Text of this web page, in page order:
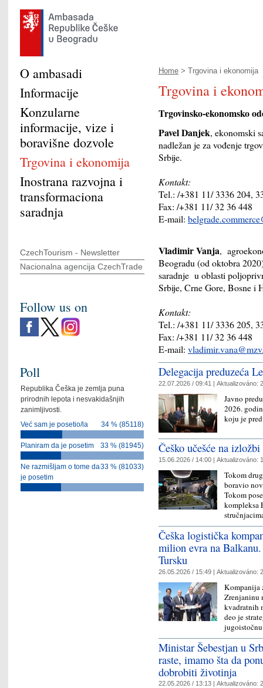
Home > Trgovina i ekonomija
Trgovina i
Trgovinsko-ekonomsko
Pavel Danjek, ekonomski
nadležan je za vođenje
Srbije.
Kontakt:
Tel.: /+381 11/ 3336 204,
Fax: /+381 11/ 32 36 448
E-mail:
Vladimir Vanja,
Beogradu (od oktobra
saradnje u oblasti
Srbije, Crne Gore, Bosne i
Kontakt:
Tel.: /+381 11/ 3336 205,
Fax: /+381 11/ 32 36 448
E-mail: v
Delegacija preduzeća
22.07.2026 / 09:41 | Aktualizováno:
Javno
2026.
koju je
Češko učešće na
15.06.2026 / 14:00 | Aktualizováno:
Tokom
boravio
Tokom
kompleksa
Češka logistička
milion evra na
Tursku
26.05.2026 / 15:49 | Aktualizováno:
Kompanija
Zrenjaninu
kvadratnih
deo je
Ministar Šebestjan u
raste, imamo šta da
dobrobiti životinja
22.05.2026 / 13:13 | Aktualizováno:
O ambasadi
Informacije
Konzularne
informacije, vize i
boravišne dozvole
Trgovina i ekonomija
Inostrana razvojna i
transformaciona
saradnja
CzechTourism - Newsletter
Nacionalna agencija CzechTrade
Follow us on
Poll
Republika Češka je zemlja puna
prirodnih lepota i nesvakidašnjih
zanimljivosti.
34 % (85118)
Već sam je posetio/la
33 % (81945)
Planiram da je posetim
33 % (81033)
Ne razmišljam o tome da
je posetim